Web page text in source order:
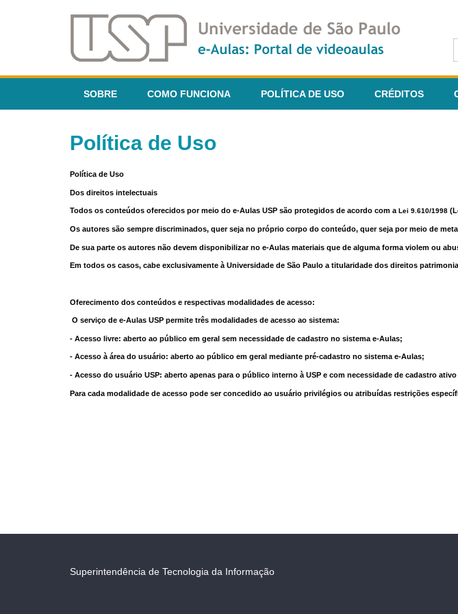
SOBRE COMO FUNCIONA POLÍTICA DE USO CRÉDITOS
Política de Uso
Política de Uso
Dos direitos intelectuais
Todos os conteúdos oferecidos por meio do e-Aulas USP são protegidos de acordo com a Lei 9.610/1998
Os autores são sempre discriminados, quer seja no próprio corpo do conteúdo, quer seja por meio de
De sua parte os autores não devem disponibilizar no e-Aulas materiais que de alguma forma violem ou
Em todos os casos, cabe exclusivamente à Universidade de São Paulo a titularidade dos direitos
Oferecimento dos conteúdos e respectivas modalidades de acesso:
O serviço de e-Aulas USP permite três modalidades de acesso ao sistema:
- Acesso livre: aberto ao público em geral sem necessidade de cadastro no sistema e-Aulas;
- Acesso à área do usuário: aberto ao público em geral mediante pré-cadastro no sistema e-Aulas;
- Acesso do usuário USP: aberto apenas para o público interno à USP e com necessidade de cadastro ativo
Para cada modalidade de acesso pode ser concedido ao usuário privilégios ou atribuídas restrições
Superintendência de Tecnologia da Informação